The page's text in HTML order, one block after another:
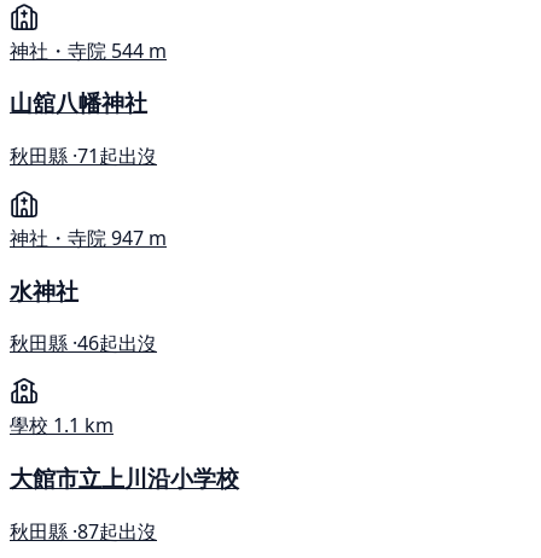
神社・寺院 544 m
山舘八幡神社
秋田縣 ·71起出沒
神社・寺院947 m
水神社
秋田縣 ·46起出沒
學校 1.1 km
大館市立上川沿小学校
秋田縣 ·87起出沒